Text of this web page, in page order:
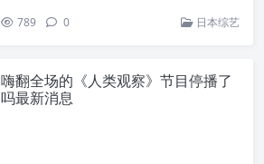
789 0 日本综艺
嗨翻全场的《人类观察》节目停播了
吗最新消息